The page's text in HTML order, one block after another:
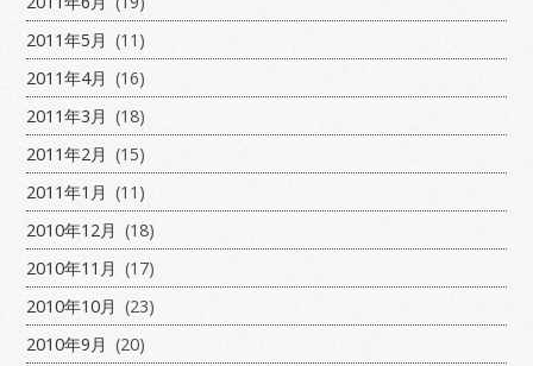
2011年5月 (11)
2011年4月 (16)
2011年3月 (18)
2011年2月 (15)
2011年1月 (11)
2010年12月 (18)
2010年11月 (17)
2010年10月 (23)
2010年9月 (20)